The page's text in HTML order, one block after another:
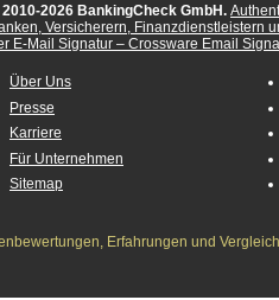
2026 BankingCheck GmbH.
Versicherern, Finanzdienstleistern
E-Mail Signatur – Crossware Email
Über Uns
Presse
Karriere
Für Unternehmen
Sitemap
Erfahrungen und